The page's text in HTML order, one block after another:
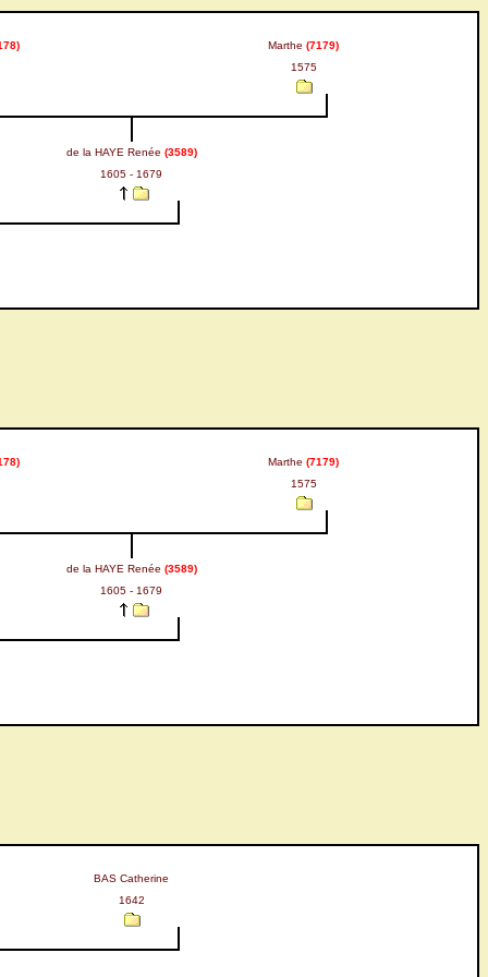
Marthe (7179)
1575
de la HAYE Renée (3589)
1605 - 1679
Marthe (7179)
1575
de la HAYE Renée (3589)
1605 - 1679
BAS Catherine
1642